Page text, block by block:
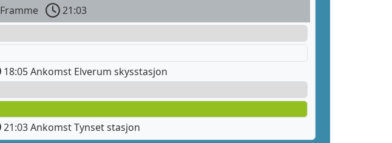
Framme
21:03
18:05 Ankomst Elverum skysstasjon
21:03 Ankomst Tynset stasjon